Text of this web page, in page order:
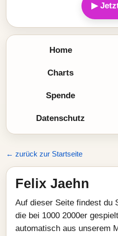
▶
Home
Charts
Spende
Datenschutz
← zurück zur Startseite
Felix Jaehn
Auf dieser Seite findest du
die bei 1000 2000er
automatisch aus unserem